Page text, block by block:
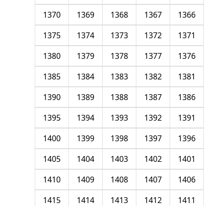
1366
1367
1368
1369
1370
1371
1372
1373
1374
1375
1376
1377
1378
1379
1380
1381
1382
1383
1384
1385
1386
1387
1388
1389
1390
1391
1392
1393
1394
1395
1396
1397
1398
1399
1400
1401
1402
1403
1404
1405
1406
1407
1408
1409
1410
1411
1412
1413
1414
1415